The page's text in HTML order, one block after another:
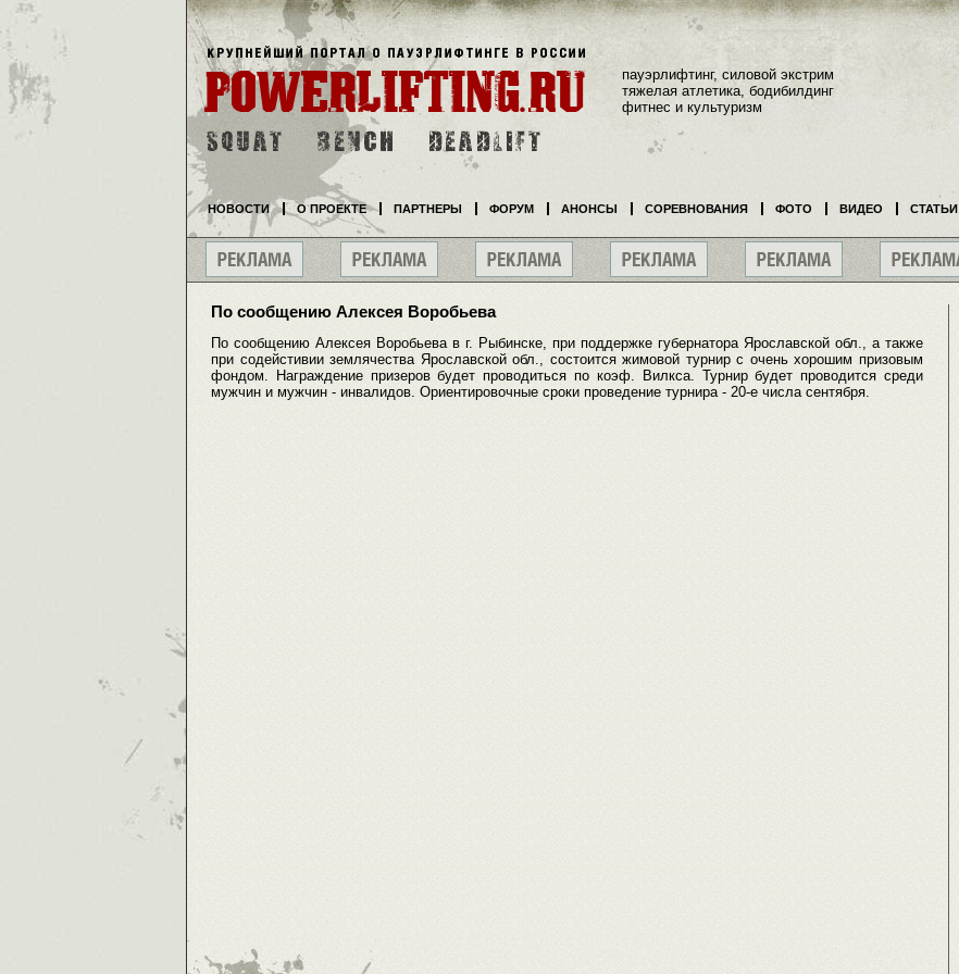
По сообщению Алексея Воробьева
По сообщению Алексея Воробьева в г. Рыбинске, при поддержке губернатора Ярославской обл., а также
при содейстивии землячества Ярославской обл., состоится жимовой турнир с очень хорошим призовым
фондом. Награждение призеров будет проводиться по коэф. Вилкса. Турнир будет проводится среди
мужчин и мужчин - инвалидов. Ориентировочные сроки проведение турнира - 20-е числа сентября.
пауэрлифтинг, силовой экстрим
тяжелая атлетика, бодибилдинг
фитнес и культуризм
НОВОСТИ О ПРОЕКТЕ ПАРТНЕРЫ ФОРУМ АНОНСЫ СОРЕВНОВАНИЯ ФОТО ВИДЕО СТАТЬИ